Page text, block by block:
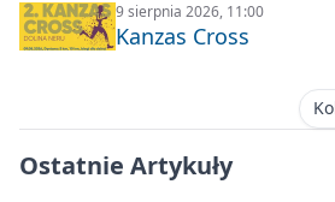
9 sierpnia 2026, 11:00
Kanzas Cross
Ostatnie Artykuły